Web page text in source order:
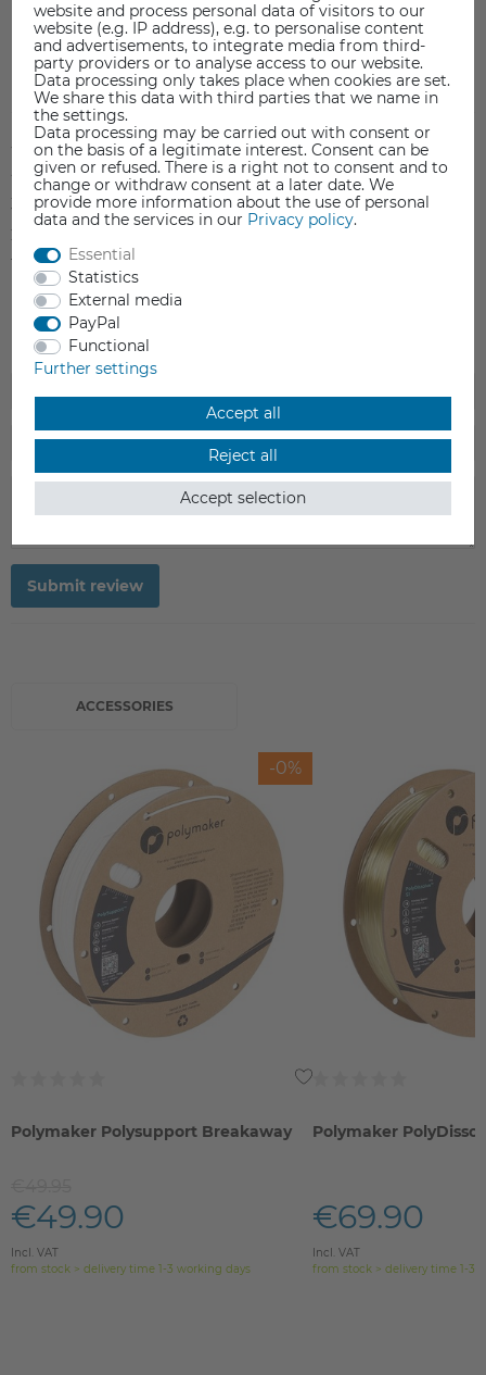
Item reviews(0)
5
0
4
0
3
0
2
1
Submit review
ACCESSORIES
-0%
Polymaker Polysupport Breakaway
€49.90
Incl. VAT
from stock > delivery time 1-3 working days
Polymaker
€69.90
Incl. VAT
from stock > delivery time 1-3
website and process personal data of visitors to our
website (e.g. IP address), e.g. to personalise content
and advertisements, to integrate media from third-
party providers or to analyse access to our website.
Data processing only takes place when cookies are set.
We share this data with third parties that we name in
the settings.
Data processing may be carried out with consent or
on the basis of a legitimate interest. Consent can be
given or refused. There is a right not to consent and to
change or withdraw consent at a later date. We
provide more information about the use of personal
data and the services in our Privacy policy.
Essential
Statistics
External media
PayPal
Functional
Further settings
Accept all
Reject all
Accept selection